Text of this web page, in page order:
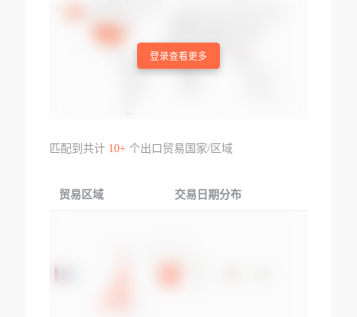
登录查看更多
匹配到共计 10+个出口贸易国家/区域
贸易区域 交易日期分布